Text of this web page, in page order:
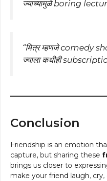
ज्याच्यामुळे boring
“मित्र म्हणजे comedy
ज्याला कधीही
Conclusion
Friendship is an emotion
capture, but sharing these
brings us closer to
make your friend laugh,